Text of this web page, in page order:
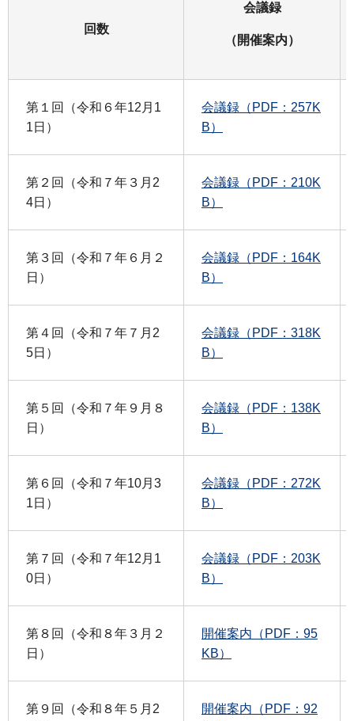
回数
会議録
（開催案内）
第１回（令和６年12月1
1日）
会議録（PDF：257K
B）
第２回（令和７年３月2
4日）
会議録（PDF：210K
B）
第３回（令和７年６月２
日）
会議録（PDF：164K
B）
第４回（令和７年７月2
5日）
会議録（PDF：318K
B）
第５回（令和７年９月８
日）
会議録（PDF：138K
B）
第６回（令和７年10月3
1日）
会議録（PDF：272K
B）
第７回（令和７年12月1
0日）
会議録（PDF：203K
B）
第８回（令和８年３月２
日）
開催案内（PDF：95
KB）
第９回（令和８年５月2
開催案内（PDF：92